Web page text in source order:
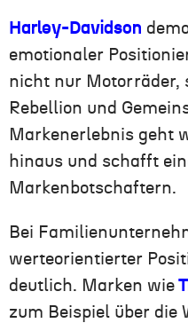
Harley-Davidson
emotionaler
nicht nur Motorräder,
Rebellion und
Markenerlebnis geht
hinaus und schafft
Markenbotschaftern.
Bei
werteorientierter
deutlich. Marken wie
zum Beispiel über die